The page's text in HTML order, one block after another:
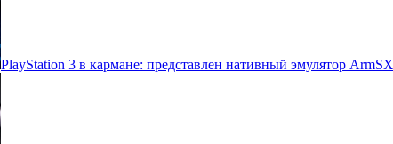
PlayStation 3 в кармане: представлен нативный эмулятор